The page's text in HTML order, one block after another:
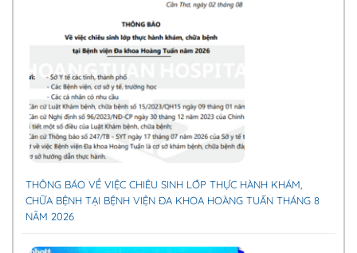
THÔNG BÁO VỀ VIỆC CHIÊU SINH LỚP THỰC HÀNH KHÁM,
CHỮA BỆNH TẠI BỆNH VIỆN ĐA KHOA HOÀNG TUẤN THÁNG 8
NĂM 2026